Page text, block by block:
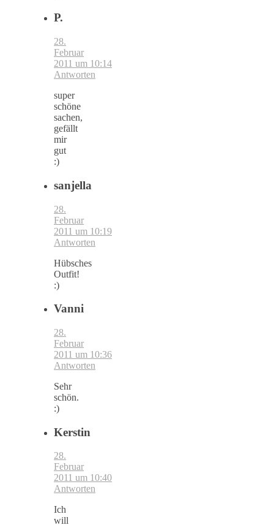
P.
28.
Februar
2011 um 10:14
Antworten
super
schöne
sachen,
gefällt
mir
gut
:)
sanjella
28.
Februar
2011 um 10:19
Antworten
Hübsches
Outfit!
:)
Vanni
28.
Februar
2011 um 10:36
Antworten
Sehr
schön.
:)
Kerstin
28.
Februar
2011 um 10:40
Antworten
Ich
will